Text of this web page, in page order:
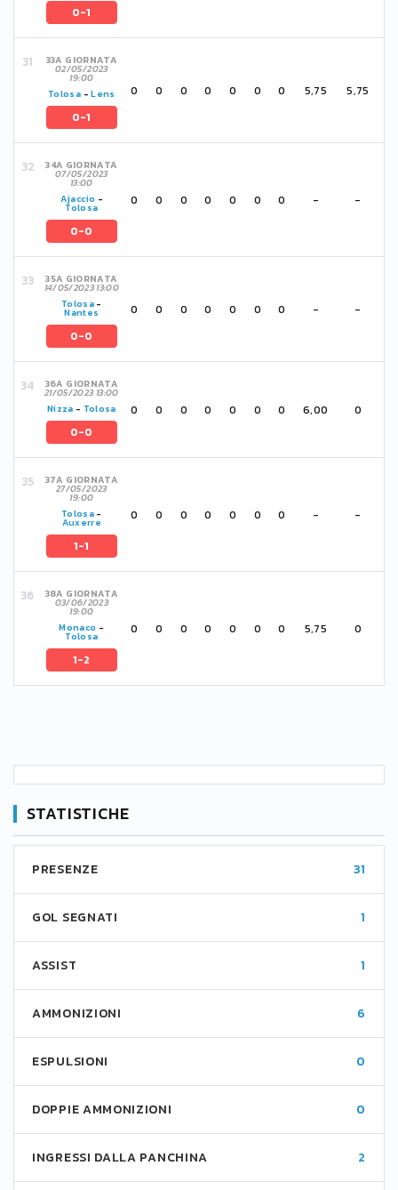
0-1
33A GIORNATA
02/05/2023
19:00
Tolosa -Lens
0-1
0 0 0 0 0 0 0 5,75 5,75
34A GIORNATA
07/05/2023
13:00
Ajaccio -
Tolosa
0-0
0 0 0 0 0 0 0 - -
35A GIORNATA
14/05/2023 13:00
Tolosa -
Nantes
0-0
0 0 0 0 0 0 0 - -
36A GIORNATA
21/05/2023 13:00
Nizza - Tolosa
0-0
0 0 0 0 0 0 0 6,00 0
37A GIORNATA
27/05/2023
19:00
Tolosa -
Auxerre
1-1
0 0 0 0 0 0 0 - -
38A GIORNATA
03/06/2023
19:00
Monaco -
Tolosa
1-2
0 0 0 0 0 0 0 5,75 0
STATISTICHE
PRESENZE 31
GOL SEGNATI 1
ASSIST 1
AMMONIZIONI 6
ESPULSIONI 0
DOPPIE AMMONIZIONI 0
INGRESSI DALLA PANCHINA 2